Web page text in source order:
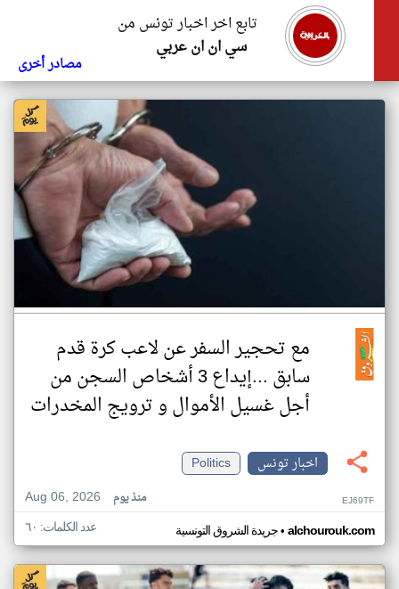
تابع اخر اخبار تونس من
سي ان ان عربي
مصادر أخرى
مع تحجير السفر عن لاعب كرة قدم
سابق ...إيداع 3 أشخاص السجن من
أجل غسيل الأموال و ترويج المخدرات
اخبار تونس
Politics
Aug 06, 2026
منذ يوم EJ69TF
جريدة الشروق التونسية• alchourouk.com عدد الكلمات: ٦٠